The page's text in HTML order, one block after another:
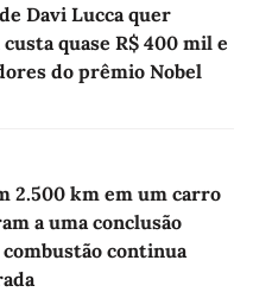
Davi Lucca quer
quase R$ 400 mil e
do prêmio Nobel
2.500 km em um carro
a uma conclusão
continua